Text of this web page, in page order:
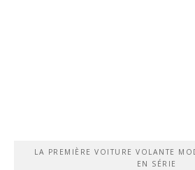
LA PREMIÈRE VOITURE VOLANTE
EN SÉRIE